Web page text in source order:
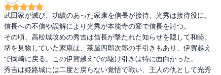
武田家が滅び、功績のあった家康を信長が接待。光秀は接待役に。
信長への不信や誤解により光秀が本能寺の変で信長を討つ。
その頃、高松城攻めの秀吉は信長が撃たれた知らせを隠して和睦。
堺を見物していた家康は、茶屋四郎次郎の手引きもあり、伊賀越え
で岡崎に戻る。この伊賀越えでの駆け引きは特に面白かった。
秀吉は姫路城には二度と戻らない覚悟で戦い、主人の仇として光秀